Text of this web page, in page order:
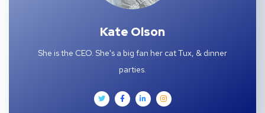
Kate Olson
She is the CEO. She's a big fan her cat Tux, & dinner
parties.